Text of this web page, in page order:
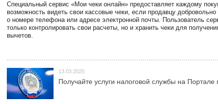
Специальный сервис «Мои чеки онлайн» предоставляет каждому
возможность видеть свои кассовые чеки, если продавцу
о номере телефона или адресе электронной почты. Пользователь
только контролировать свои расчеты, но и хранить чеки для
вычетов.
13.03.2025
Получайте услуги налоговой службы на Портале